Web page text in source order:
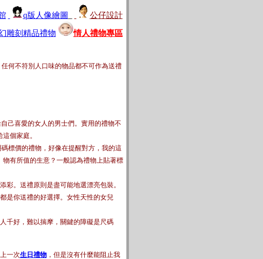
激之情...這麼多年來這是我第一次收到真正的
q版人像繪圖 公仔設計
雕刻精品禮物 情人禮物專區
何不符別人口味的物品都不可作為送禮
己喜愛的女人的男士們。實用的禮物不
個家庭。
標價的禮物，好像在提醒對方，我的這
有所值的生意？一般認為禮物上貼著標
彩。送禮原則是盡可能地選漂亮包裝。
是你送禮的好選擇。女性天性的女兒
千好，難以揣摩，關鍵的障礙是尺碼
一次生日禮物，但是沒有什麼能阻止我